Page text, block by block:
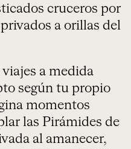
cruceros por
a orillas del
a medida
según tu propio
momentos
las Pirámides de
al amanecer,